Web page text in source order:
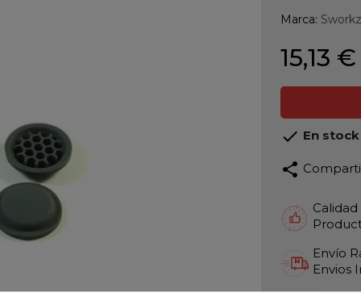
Marca: Sworkz
15,13 €
 En stock
share
Envío
Envios